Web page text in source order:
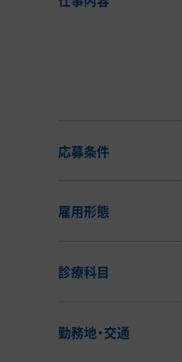
応募条件
雇用形態
診療科目
勤務地・交通